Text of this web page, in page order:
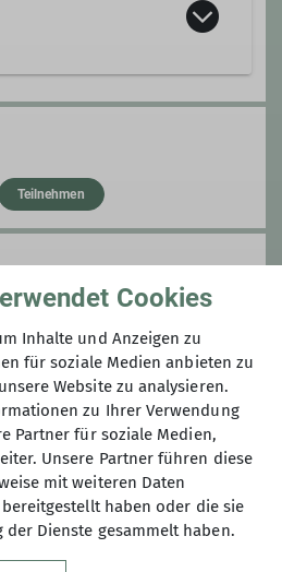
Hütte
Teilnehmen
Cookies
Inhalte und Anzeigen zu
für soziale Medien anbieten zu
Website zu analysieren.
zu Ihrer Verwendung
Partner für soziale Medien,
Unsere Partner führen diese
mit weiteren Daten
haben oder die sie
Dienste gesammelt haben.